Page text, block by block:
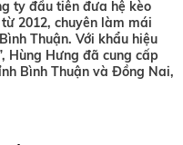
ty đầu tiên đưa hệ kèo
2012, chuyên làm mái
Thuận. Với khẩu hiệu
Hùng Hưng đã cung cấp
Bình Thuận và Đồng Nai,